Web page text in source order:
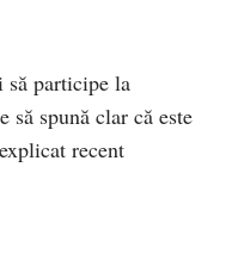
să participe la
să spună clar că este
recent